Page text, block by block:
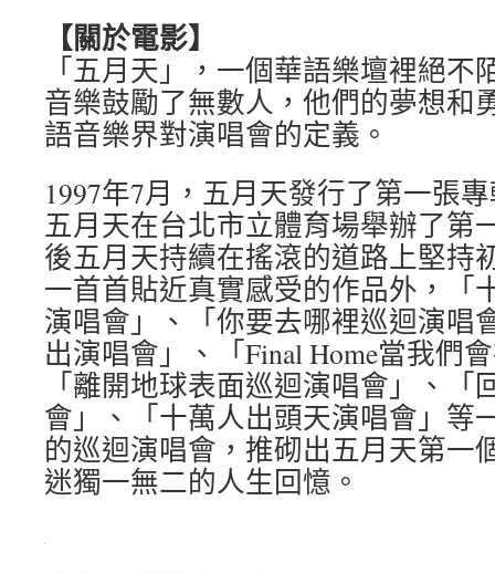
【關於電影】
「五月天」，一個華語樂壇裡絕不
音樂鼓勵了無數人，他們的夢想和
語音樂界對演唱會的定義。
1997年7月，五月天發行了第一張
五月天在台北市立體育場舉辦了第
後五月天持續在搖滾的道路上堅持
一首首貼近真實感受的作品外，「
演唱會」、「你要去哪裡巡迴演唱
出演唱會」、「Final Home當我們
「離開地球表面巡迴演唱會」、「
會」、「十萬人出頭天演唱會」等
的巡迴演唱會，推砌出五月天第一
迷獨一無二的人生回憶。